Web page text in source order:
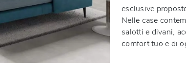
esclusive
Nelle case
salotti e divani,
comfort tuo e di